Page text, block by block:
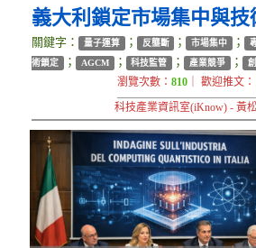
義大利鎖定市場集中與
關鍵字： 量子運算 ； 反壟斷 ； 市場集中 ；
術鎖定 ； AGCM ； 科技監管 ； 產業競爭 ；
瀏覽次數：810 ｜ 歡迎推文：
科技產業資訊室(iKnow) - 黃